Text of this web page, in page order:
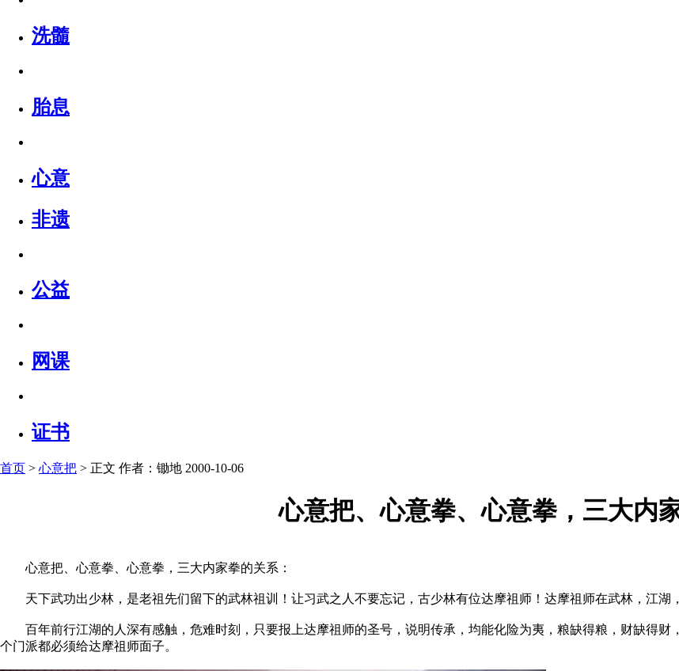
洗髓
胎息
心意
非遗
公益
网课
证书
首页 > 心意把 > 正文 作者：锄地 2000-10-06
心意把、心意拳、心意拳，三大内
心意把、心意拳、心意拳，三大内家拳的关系：
天下武功出少林，是老祖先们留下的武林祖训！让习武之人不要忘记，古少林有位达摩祖师！达摩祖师在武林，江湖
百年前行江湖的人深有感触，危难时刻，只要报上达摩祖师的圣号，说明传承，均能化险为夷，粮缺得粮，财缺得财
个门派都必须给达摩祖师面子。